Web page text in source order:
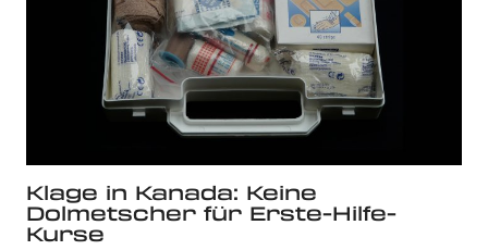
Klage in Kanada: Keine
Dolmetscher für Erste-Hilfe-
Kurse